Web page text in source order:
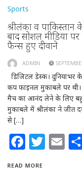
Sports
श्रीलंका व
बाद सोशल मीडिया पर
फैन्स हुए दीवाने
ADMIN
डिजिटल डेस्क। दुनियाभर के
कप फाइनल मुकाबले पर थी।
मैच का आनंद लेने के लिए बहुत
मुकाबले में श्रीलंका ने जीत
से […]
READ MORE